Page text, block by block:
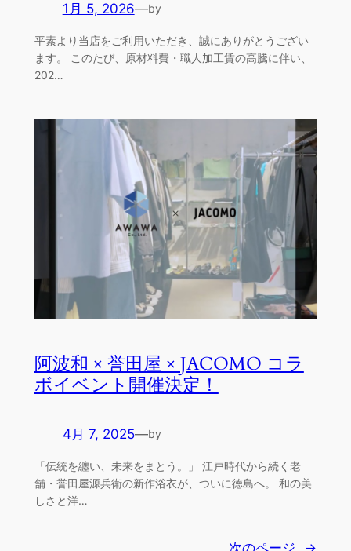
1月 5, 2026—by
平素より当店をご利用いただき、誠にありがとうござい
ます。 このたび、原材料費・職人加工賃の高騰に伴い、
202…
阿波和 × 誉田屋 × JACOMO コラ
ボイベント開催決定！
4月 7, 2025—by
「伝統を纏い、未来をまとう。」 江戸時代から続く老
舗・誉田屋源兵衛の新作浴衣が、ついに徳島へ。 和の美
しさと洋…
次のページ →